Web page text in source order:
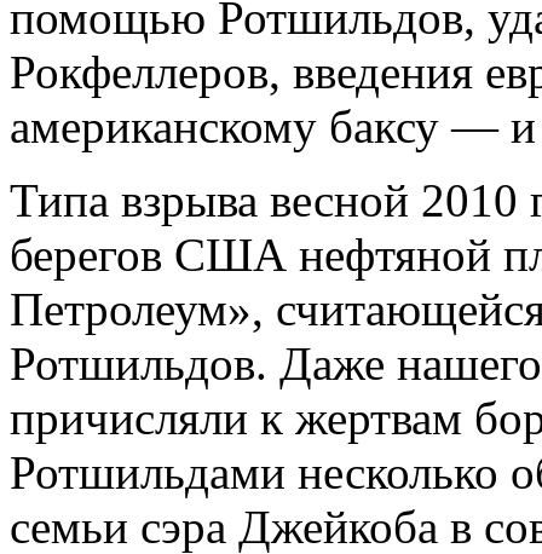
помощью Ротшильдов,
Рокфеллеров, введения
американскому баксу —
Типа взрыва весной 2010
берегов США нефтяной
Петролеум»,
Ротшильдов. Даже
причисляли к жертвам
Ротшильдами несколько
семьи сэра Джейкоба в